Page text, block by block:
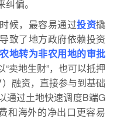
偏。
候，最容易通过投资撬
导致了地方政府依赖投资
地转为非农用地的审批
卖地生财”，也可以抵押
融资，直接参与到基础
通过土地快速调度B端G
和海外的净出口更容易